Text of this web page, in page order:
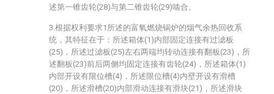
述第一锥齿轮(28)与第二锥齿轮(29)啮合。
3.根据权利要求1所述的富氧燃烧锅炉的烟气余热回收系
统，其特征在于：所述箱体(1)内部固定连接有过滤板
(25)，所述过滤板(25)左右两端均转动连接有翻板(23)，所
述翻板(23)前后两侧均固定连接有齿轮(24)，所述箱体(1)
内部开设有限位槽(4)，所述限位槽(4)内壁开设有滑槽
(20)，所述滑槽(20)内部滑动连接有滑块(21)，所述滑块